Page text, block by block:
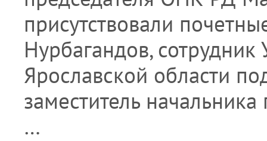
присутствовали
Нурбагандов,
Ярославской области
заместитель
…